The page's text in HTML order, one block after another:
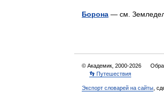
Борона — см.
© Академик, 2000-2026
👣 Путешествия
Экспорт словарей на сайты ,